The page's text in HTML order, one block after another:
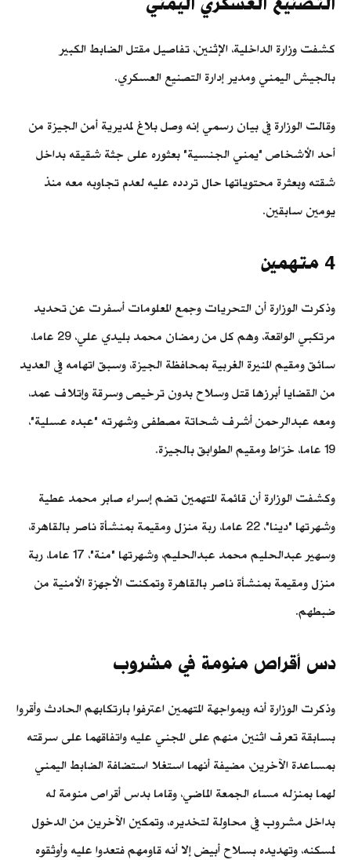
كشفت وزارة الداخلية، الإثنين، تفاصيل مقتل الضابط الكبير
بالجيش اليمني ومدير إدارة التصنيع العسكري.
وقالت الوزارة في بيان رسمي إنه وصل بلاغ لمديرية أمن الجيزة من
أحد الأشخاص "يمني الجنسية" بعثوره على جثة شقيقه بداخل
شقته وبعثرة محتوياتها حال تردده عليه لعدم تجاوبه معه منذ
يومين سابقين.
4 متهمين
وذكرت الوزارة أن التحريات وجمع المعلومات أسفرت عن تحديد
مرتكبي الواقعة، وهم كل من رمضان محمد بليدي علي، 29 عاما،
سائق ومقيم المنيرة الغربية بمحافظة الجيزة، وسبق اتهامه في العديد
من القضايا أبرزها قتل وسلاح بدون ترخيص وسرقة وإتلاف عمد،
ومعه عبدالرحمن أشرف شحاتة مصطفى وشهرته "عبده عسلية"،
19 عاما، خرّاط ومقيم الطوابق بالجيزة.
وكشفت الوزارة أن قائمة المتهمين تضم إسراء صابر محمد عطية
وشهرتها "دينا"، 22 عاما، ربة منزل ومقيمة بمنشأة ناصر بالقاهرة،
وسهير عبدالحليم محمد عبدالحليم، وشهرتها "منة"، 17 عاما، ربة
منزل ومقيمة بمنشأة ناصر بالقاهرة وتمكنت الأجهزة الأمنية من
ضبطهم.
دس أقراص منومة في مشروب
وذكرت الوزارة أنه وبمواجهة المتهمين اعترفوا بارتكابهم الحادث وأقروا
بسابقة تعرف اثنين منهم على المجني عليه واتفاقهما على سرقته
بمساعدة الآخرين، مضيفة أنهما استغلا استضافة الضابط اليمني
لهما بمنزله مساء الجمعة الماضي، وقاما بدس أقراص منومة له
بداخل مشروب في محاولة لتخديره، وتمكين الآخرين من الدخول
لمسكنه، وتهديده بسلاح أبيض إلا أنه قاومهم فتعدوا عليه وأوثقوه